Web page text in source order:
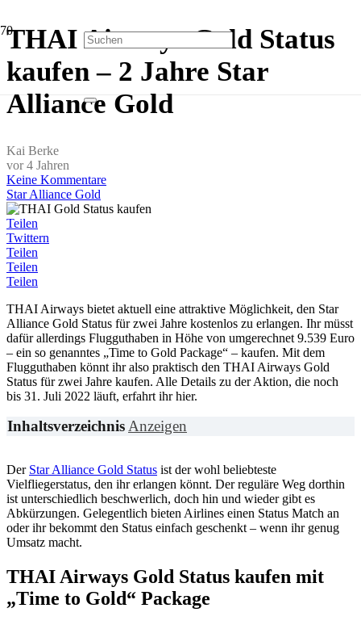
THAI Airways Gold Status
kaufen – 2 Jahre Star
Alliance Gold
Kai Berke
vor 4 Jahren
Keine Kommentare
Star Alliance Gold
Teilen
Twittern
Teilen
Teilen
Teilen
THAI Airways bietet aktuell eine attraktive Möglichkeit, den Star
Alliance Gold Status für zwei Jahre kostenlos zu erlangen. Ihr müsst
dafür allerdings Flugguthaben in Höhe von umgerechnet 9.539 Euro
– ein so genanntes „Time to Gold Package“ – kaufen. Mit dem
Flugguthaben könnt ihr also praktisch den THAI Airways Gold
Status für zwei Jahre kaufen. Alle Details zu der Aktion, die noch
bis 31. Juli 2022 läuft, erfahrt ihr hier.
InhaltsverzeichnisAnzeigen
Der Star Alliance Gold Status ist der wohl beliebteste
Vielfliegerstatus, den ihr erlangen könnt. Der reguläre Weg dorthin
ist unterschiedlich beschwerlich, doch hin und wieder gibt es
Abkürzungen. Gelegentlich bieten Airlines einen Status Match an
oder ihr bekommt den Status einfach geschenkt – wenn ihr genug
Umsatz macht.
THAI Airways Gold Status kaufen mit
„Time to Gold“ Package